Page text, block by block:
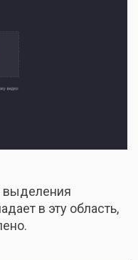
выделения
в эту область,